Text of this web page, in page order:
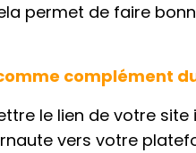
permet de faire
complément
le lien de votre
vers votre